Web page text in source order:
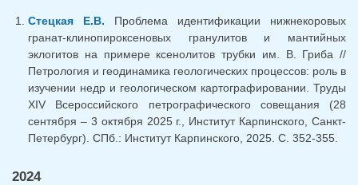
Стецкая Е.В. Проблема идентификации нижнекоровых
гранат-клинопироксеновых гранулитов и мантийных
эклогитов на примере ксенолитов трубки им. В. Гриба //
Петрология и геодинамика геологических процессов: роль в
изучении недр и геологическом картографировании. Труды
XIV Всероссийского петрографического совещания (28
сентября – 3 октября 2025 г., Институт Карпинского, Санкт-
Петербург). СПб.: Институт Карпинского, 2025. С. 352-355.
2024